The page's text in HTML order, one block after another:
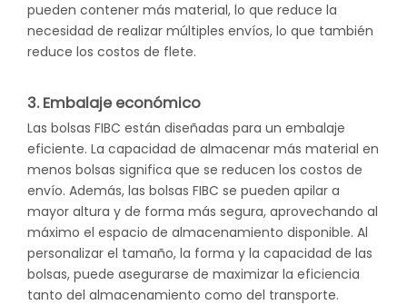
pueden contener más material, lo que reduce la
necesidad de realizar múltiples envíos, lo que también
reduce los costos de flete.
3. Embalaje económico
Las bolsas FIBC están diseñadas para un embalaje
eficiente. La capacidad de almacenar más material en
menos bolsas significa que se reducen los costos de
envío. Además, las bolsas FIBC se pueden apilar a
mayor altura y de forma más segura, aprovechando al
máximo el espacio de almacenamiento disponible. Al
personalizar el tamaño, la forma y la capacidad de las
bolsas, puede asegurarse de maximizar la eficiencia
tanto del almacenamiento como del transporte.